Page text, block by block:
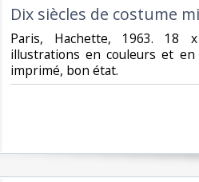
‎Dix siècles de costume
‎Paris, Hachette, 1963. 18
illustrations en couleurs et
imprimé, bon état.‎